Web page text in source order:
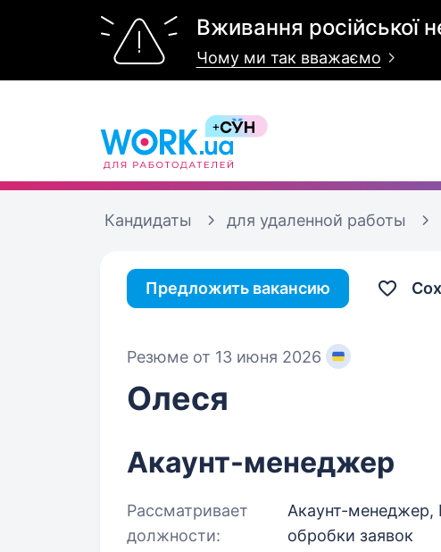
Вживання російської
Чому ми так вважаємо
Кандидаты для удаленной работы
Предложить вакансию
Резюме от 13 июня 2026
Олеся
Акаунт-менеджер
Рассматривает
должности:
Акаунт-
обробки заявок